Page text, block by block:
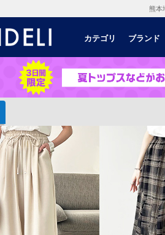
熊本
カテゴリ ブランド